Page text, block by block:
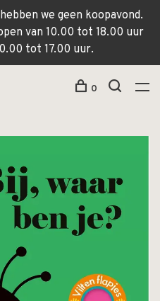
we geen koopavond.
van 10.00 tot 18.00 uur
tot 17.00 uur.
0